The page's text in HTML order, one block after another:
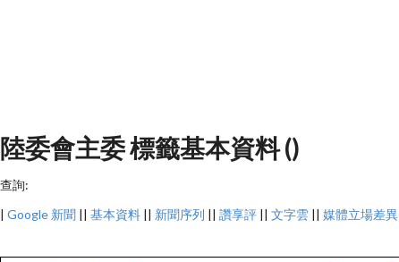
陸委會主委 標籤基本資料 ()
查詢:
| Google 新聞 || 基本資料 || 新聞序列 || 讚享評 || 文字雲 || 媒體立場差異